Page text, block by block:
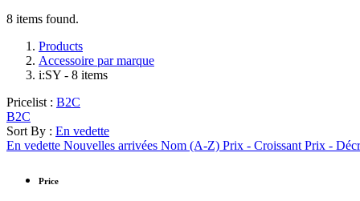
8 items found.
Products
Accessoire par marque
i:SY - 8 items
Pricelist : B2C
B2C
Sort By : En vedette
En vedette Nouvelles arrivées Nom (A-Z) Prix - Croissant Prix -
Price